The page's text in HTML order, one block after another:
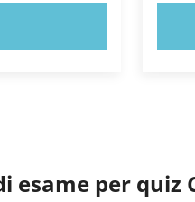
esame per quiz